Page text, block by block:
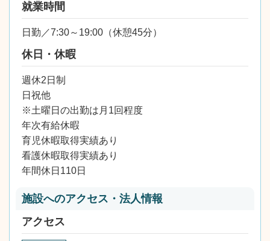
就業時間
日勤／7:30～19:00（休憩45分）
休日・休暇
週休2日制
日祝他
※土曜日の出勤は月1回程度
年次有給休暇
育児休暇取得実績あり
看護休暇取得実績あり
年間休日110日
施設へのアクセス・法人情報
アクセス